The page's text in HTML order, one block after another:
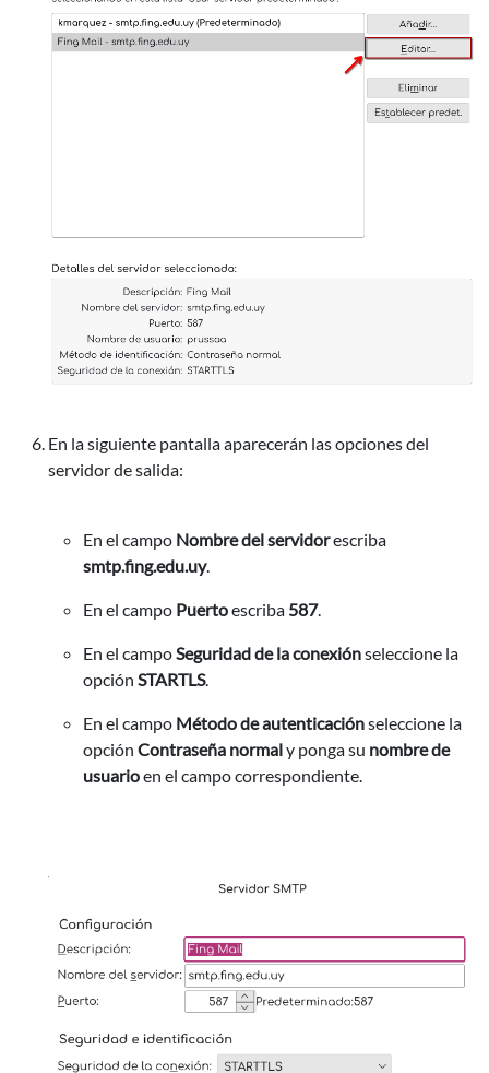
En la siguiente pantalla aparecerán las opciones del
servidor de salida:
En el campo Nombre del servidorescriba
smtp.fing.edu.uy.
En el campo Puertoescriba 587.
En el campo Seguridad de la conexiónseleccione la
opción STARTLS.
En el campo Método de autenticaciónseleccione la
opción Contraseña normaly ponga su nombre de
usuarioen el campo correspondiente.